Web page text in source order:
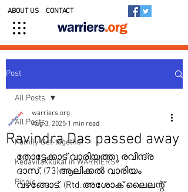
ABOUT US CONTACT
Post
All Posts
Family Get-together
Kedavilakkukal in WARRIERS
Picnic
All Posts
Ravindra Das passed away
warriers.org
Aug 3, 2025 1 min read
തോട്ടേക്കാട് വാരിയത്തു രവീന്ദ്ര
ദാസ്, (73)ആലിക്കൽ വാരിയം
വഴങ്ങോട്. (Rtd.അശോക് ലൈലന്റ്